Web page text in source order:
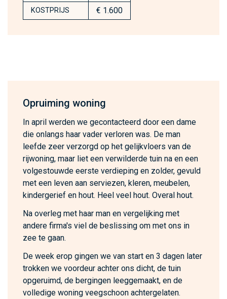
KOSTPRIJS € 1.600
Opruiming woning
In april werden we gecontacteerd door een dame
die onlangs haar vader verloren was. De man
leefde zeer verzorgd op het gelijkvloers van de
rijwoning, maar liet een verwilderde tuin na en een
volgestouwde eerste verdieping en zolder, gevuld
met een leven aan serviezen, kleren, meubelen,
kindergerief en hout. Heel veel hout. Overal hout.
Na overleg met haar man en vergelijking met
andere firma's viel de beslissing om met ons in
zee te gaan.
De week erop gingen we van start en 3 dagen later
trokken we voordeur achter ons dicht, de tuin
opgeruimd, de bergingen leeggemaakt, en de
volledige woning veegschoon achtergelaten.